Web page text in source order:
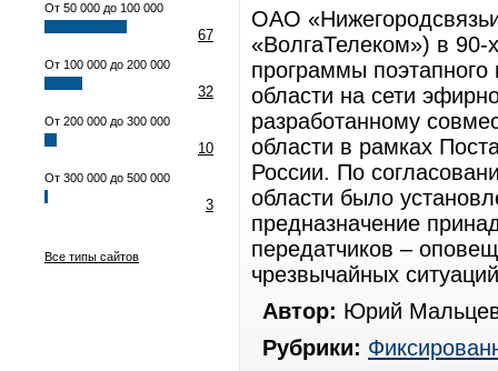
От 50 000 до 100 000
67
От 100 000 до 200 000
32
От 200 000 до 300 000
10
От 300 000 до 500 000
3
Все типы сайтов
ОАО
«ВолгаТелеком») в 90-
программы
области на сети
разработанному
области в рамках
России. По
области было
предназначение
передатчиков –
чрезвычайных
Автор: Юрий
Рубрики: